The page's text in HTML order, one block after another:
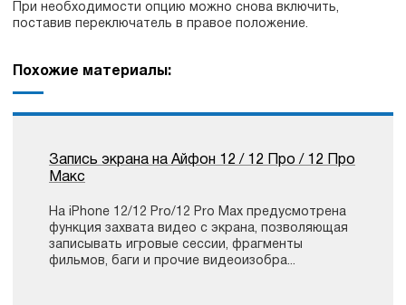
При необходимости опцию можно снова включить,
поставив переключатель в правое положение.
Похожие материалы:
Запись экрана на Айфон 12 / 12 Про / 12 Про
Макс
На iPhone 12/12 Pro/12 Pro Max предусмотрена
функция захвата видео с экрана, позволяющая
записывать игровые сессии, фрагменты
фильмов, баги и прочие видеоизобра...